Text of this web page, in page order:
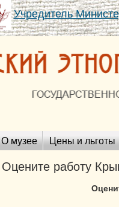
Учредитель
О музее Цены и льготы
Оцените работу